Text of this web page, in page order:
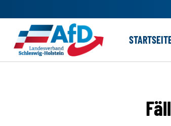
Inhalt
springen